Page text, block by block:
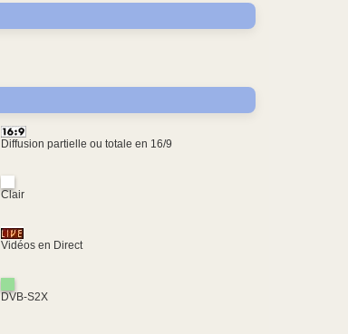
Diffusion partielle ou totale en 16/9
Clair
Vidéos en Direct
DVB-S2X